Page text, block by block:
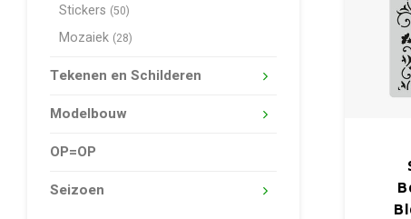
Stickers (50)
Mozaiek (28)
Tekenen en Schilderen
Modelbouw
OP=OP
Seizoen